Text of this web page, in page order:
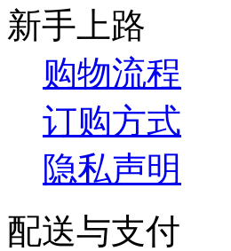
新手上路
购物流程
订购方式
隐私声明
配送与支付